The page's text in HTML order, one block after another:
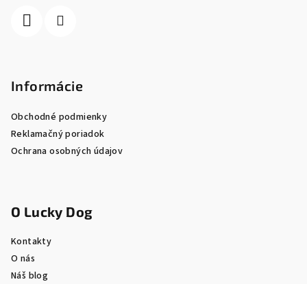
Informácie
Obchodné podmienky
Reklamačný poriadok
Ochrana osobných údajov
O Lucky Dog
Kontakty
O nás
Náš blog